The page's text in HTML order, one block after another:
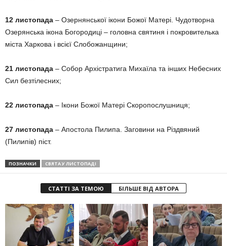
12 листопада – Озернянської ікони Божої Матері. Чудотворна
Озерянська ікона Богородиці – головна святиня і покровителька
міста Харкова і всієї Слобожанщини;
21 листопада – Собор Архістратига Михаїла та інших Небесних
Сил безтілесних;
22 листопада – Ікони Божої Матері Скоропослушниця;
27 листопада – Апостола Пилипа. Заговини на Різдвяний
(Пилипів) піст.
ПОЗНАЧКИ СВЯТА У ЛИСТОПАДІ
СТАТТІ ЗА ТЕМОЮ БІЛЬШЕ ВІД АВТОРА